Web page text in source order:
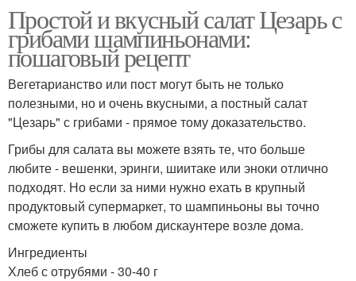
Простой и вкусный салат Цезарь с
грибами шампиньонами:
пошаговый рецепт
Вегетарианство или пост могут быть не только
полезными, но и очень вкусными, а постный салат
"Цезарь" с грибами - прямое тому доказательство.
Грибы для салата вы можете взять те, что больше
любите - вешенки, эринги, шиитаке или эноки отлично
подходят. Но если за ними нужно ехать в крупный
продуктовый супермаркет, то шампиньоны вы точно
сможете купить в любом дискаунтере возле дома.
Ингредиенты
Хлеб с отрубями - 30-40 г